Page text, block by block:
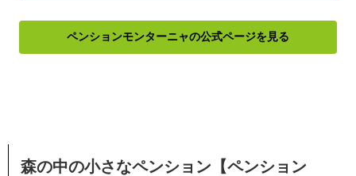
ペンションモンターニャの公式ページを見る
森の中の小さなペンション【ペンション